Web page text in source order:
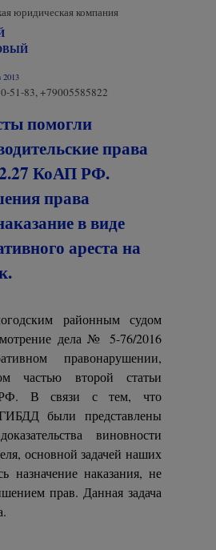
юридическая компания
51-83, +79005585822
помогли
права
КоАП РФ.
права
в виде
ареста на
районным судом
дела № 5-76/2016
правонарушении,
частью второй статьи
В связи с тем, что
были представлены
виновности
основной задачей наших
назначение наказания, не
прав. Данная задача